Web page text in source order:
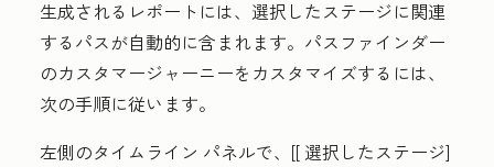
生成されるレポートには、選択したステージに関連
するパスが自動的に含まれます。パスファインダー
のカスタマージャーニーをカスタマイズするには、
次の手順に従います。
左側のタイムライン パネルで、[[ 選択したステージ]